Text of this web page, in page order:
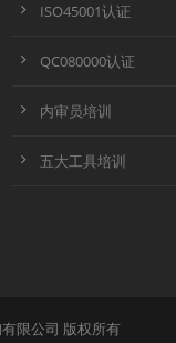
ISO45001认证
QC080000认证
内审员培训
五大工具培训
限公司 版权所有